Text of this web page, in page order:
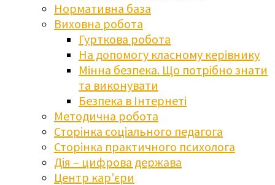
Нормативна база
Виховна робота
Гурткова робота
На допомогу класному керівнику
Мінна безпека. Що потрібно знати
та виконувати
Безпека в Інтернеті
Методична робота
Сторінка соціального педагога
Сторінка практичного психолога
Дія – цифрова держава
Центр кар’єри